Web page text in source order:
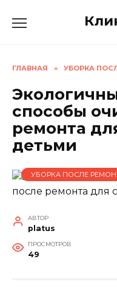
ГЛАВНАЯ » УБОРКА
способы
ремонта
детьми
УБОРКА ПОСЛЕ
АВТОР
platus
ПРОСМОТРОВ
49